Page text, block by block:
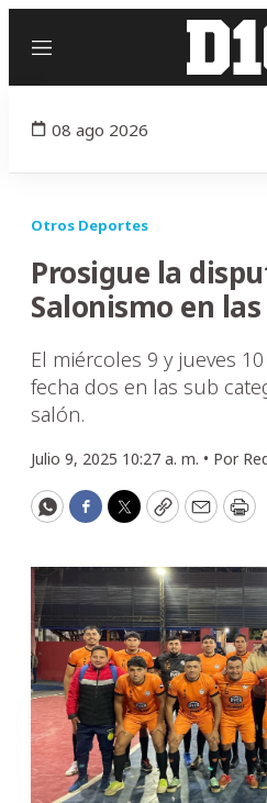
Menú
08 ago 2026
Otros Deportes
Prosigue la
Salonismo en
El miércoles 9 y jueves
fecha dos en las sub
salón.
Julio 9, 2025 10:27 a. m. • Por
WhatsApp
Facebook
Twitter
CopyEmail